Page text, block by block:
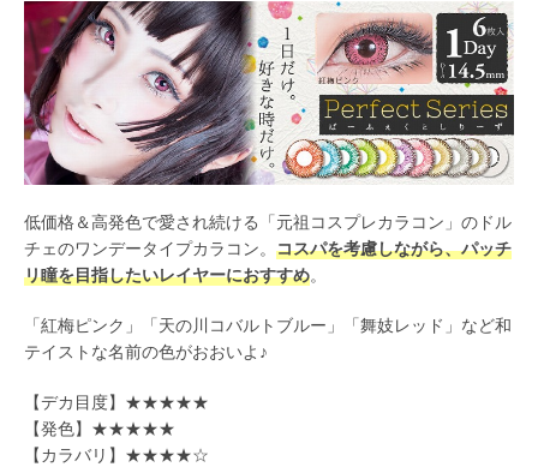
低価格＆高発色で愛され続ける「元祖コスプレカラコン」のドル
チェのワンデータイプカラコン。 コスパを考慮しながら、パッチ
リ瞳を目指したいレイヤーにおすすめ。
「紅梅ピンク」「天の川コバルトブルー」「舞妓レッド」など和
テイストな名前の色がおおいよ♪
【デカ目度】★★★★★
【発色】★★★★★
【カラバリ】★★★★☆